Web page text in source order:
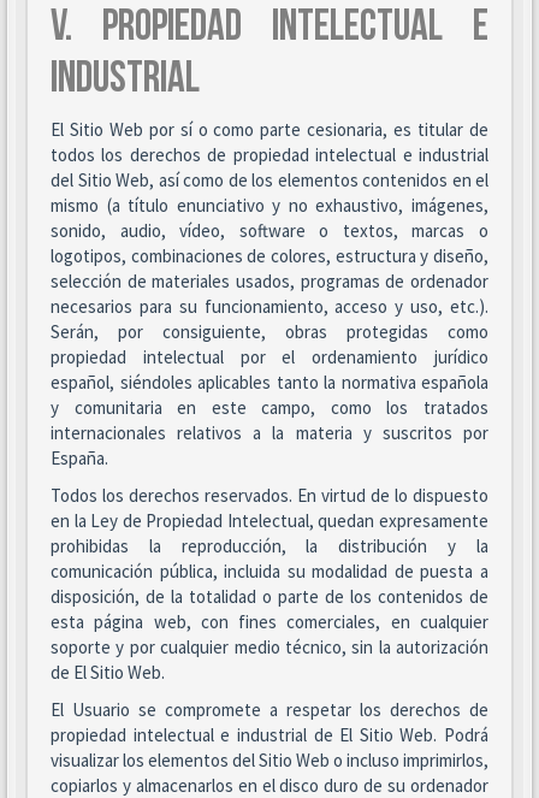
V. PROPIEDAD INTELECTUAL E
INDUSTRIAL
El Sitio Web por sí o como parte cesionaria, es titular de
todos los derechos de propiedad intelectual e industrial
del Sitio Web, así como de los elementos contenidos en el
mismo (a título enunciativo y no exhaustivo, imágenes,
sonido, audio, vídeo, software o textos, marcas o
logotipos, combinaciones de colores, estructura y diseño,
selección de materiales usados, programas de ordenador
necesarios para su funcionamiento, acceso y uso, etc.).
Serán, por consiguiente, obras protegidas como
propiedad intelectual por el ordenamiento jurídico
español, siéndoles aplicables tanto la normativa española
y comunitaria en este campo, como los tratados
internacionales relativos a la materia y suscritos por
España.
Todos los derechos reservados. En virtud de lo dispuesto
en la Ley de Propiedad Intelectual, quedan expresamente
prohibidas la reproducción, la distribución y la
comunicación pública, incluida su modalidad de puesta a
disposición, de la totalidad o parte de los contenidos de
esta página web, con fines comerciales, en cualquier
soporte y por cualquier medio técnico, sin la autorización
de El Sitio Web.
El Usuario se compromete a respetar los derechos de
propiedad intelectual e industrial de El Sitio Web. Podrá
visualizar los elementos del Sitio Web o incluso imprimirlos,
copiarlos y almacenarlos en el disco duro de su ordenador